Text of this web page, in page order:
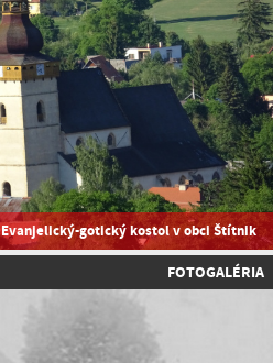
Evanjelický-gotický kostol v obci Štítnik
FOTOGALÉRIA